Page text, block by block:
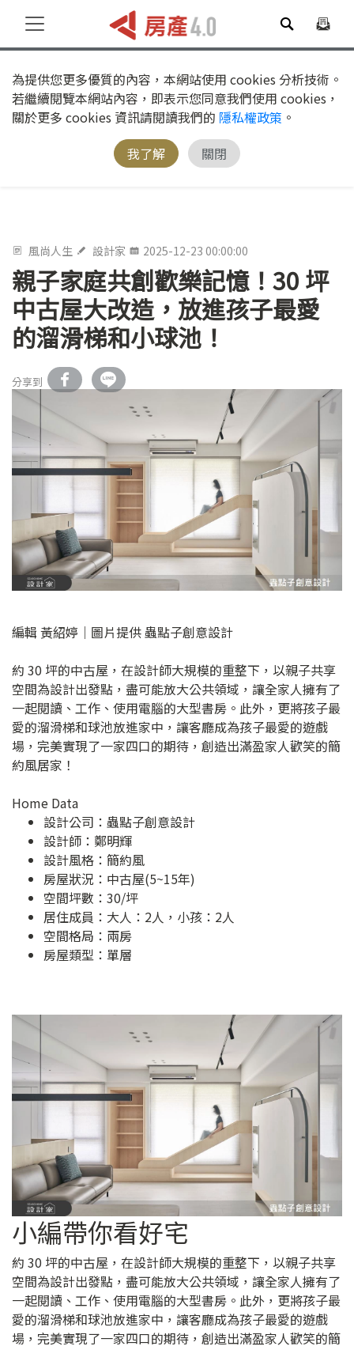
為提供您更多優質的內容，本網站使用 cookies 分析技術。
若繼續閱覽本網站內容，即表示您同意我們使用 cookies，
關於更多 cookies 資訊請閱讀我們的 隱私權政策 。
我了解
關閉
風尚人生 設計家 2025-12-23 00:00:00
親子家庭共創歡樂記憶！30 坪
中古屋大改造，放進孩子最愛
的溜滑梯和小球池！
分享到
編輯 黃紹婷｜圖片提供 蟲點子創意設計
約 30 坪的中古屋，在設計師大規模的重整下，以親子共享
空間為設計出發點，盡可能放大公共領域，讓全家人擁有了
一起閱讀、工作、使用電腦的大型書房。此外，更將孩子最
愛的溜滑梯和球池放進家中，讓客廳成為孩子最愛的遊戲
場，完美實現了一家四口的期待，創造出滿盈家人歡笑的簡
約風居家！
Home Data
設計公司： 蟲點子創意設計
設計師：鄭明輝
設計風格：簡約風
房屋狀況：中古屋(5~15年)
空間坪數：30/坪
居住成員：大人：2人，小孩：2人
空間格局：兩房
房屋類型：單層
小編帶你看好宅
約 30 坪的中古屋，在設計師大規模的重整下，以親子共享
空間為設計出發點，盡可能放大公共領域，讓全家人擁有了
一起閱讀、工作、使用電腦的大型書房。此外，更將孩子最
愛的溜滑梯和球池放進家中，讓客廳成為孩子最愛的遊戲
場，完美實現了一家四口的期待，創造出滿盈家人歡笑的簡